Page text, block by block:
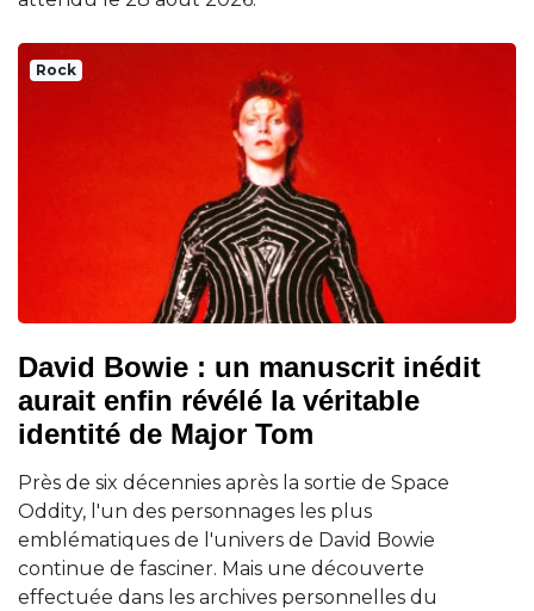
Rock
David Bowie : un manuscrit inédit
aurait enfin révélé la véritable
identité de Major Tom
Près de six décennies après la sortie de Space
Oddity, l'un des personnages les plus
emblématiques de l'univers de David Bowie
continue de fasciner. Mais une découverte
effectuée dans les archives personnelles du